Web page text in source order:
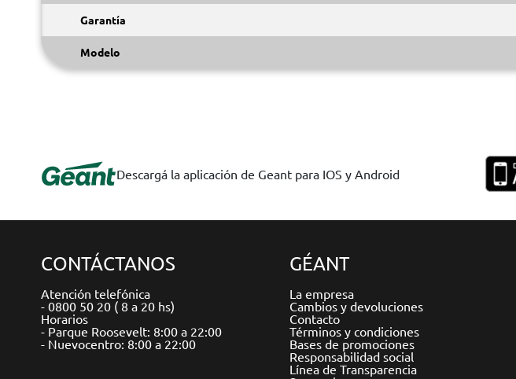
Garantía
Modelo
Descargá la aplicación de Geant para IOS y Android
CONTÁCTANOS
Atención telefónica
- 0800 50 20 ( 8 a 20 hs)
Horarios
- Parque Roosevelt: 8:00 a 22:00
- Nuevocentro: 8:00 a 22:00
GÉANT
La empresa
Cambios y devoluciones
Contacto
Términos y condiciones
Bases de promociones
Responsabilidad social
Línea de Transparencia